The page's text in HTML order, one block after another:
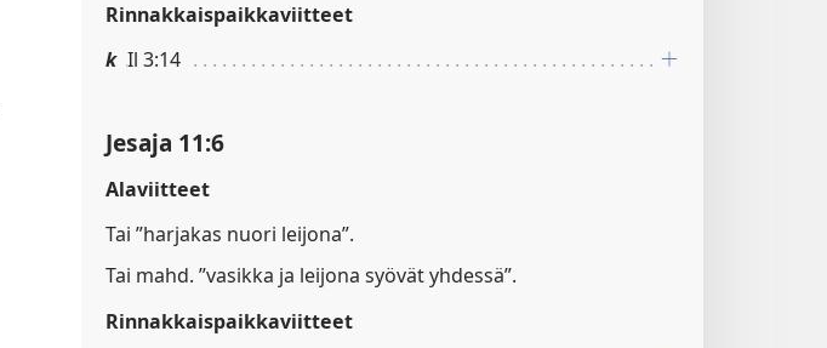
Rinnakkaispaikkaviitteet
k Il 3:14
Jesaja 11:6
Alaviitteet
Tai ”harjakas nuori leijona”.
Tai mahd. ”vasikka ja leijona syövät yhdessä”.
Rinnakkaispaikkaviitteet